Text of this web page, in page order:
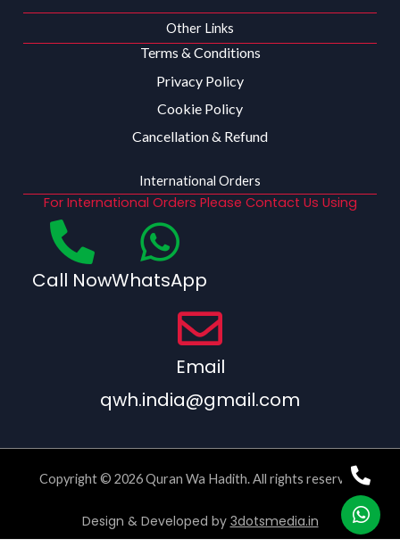
Other Links
Terms & Conditions
Privacy Policy
Cookie Policy
Cancellation & Refund
International Orders
For International Orders Please Contact Us Using
Call NowWhatsApp
Email
qwh.india@gmail.com
Copyright © 2026 Quran Wa Hadith. All rights reserved.
Design & Developed by 3dotsmedia.in